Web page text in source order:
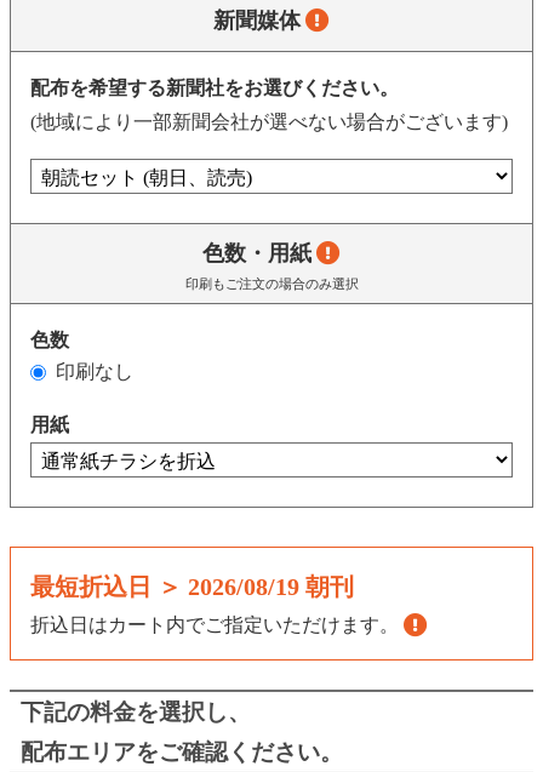
新聞媒体
配布を希望する新聞社をお選びください。
(地域により一部新聞会社が選べない場合がございます)
色数・用紙
印刷もご注文の場合のみ選択
色数
印刷なし
用紙
最短折込日 ＞ 2026/08/19 朝刊
折込日はカート内でご指定いただけます。
下記の料金を選択し、
配布エリアをご確認ください。